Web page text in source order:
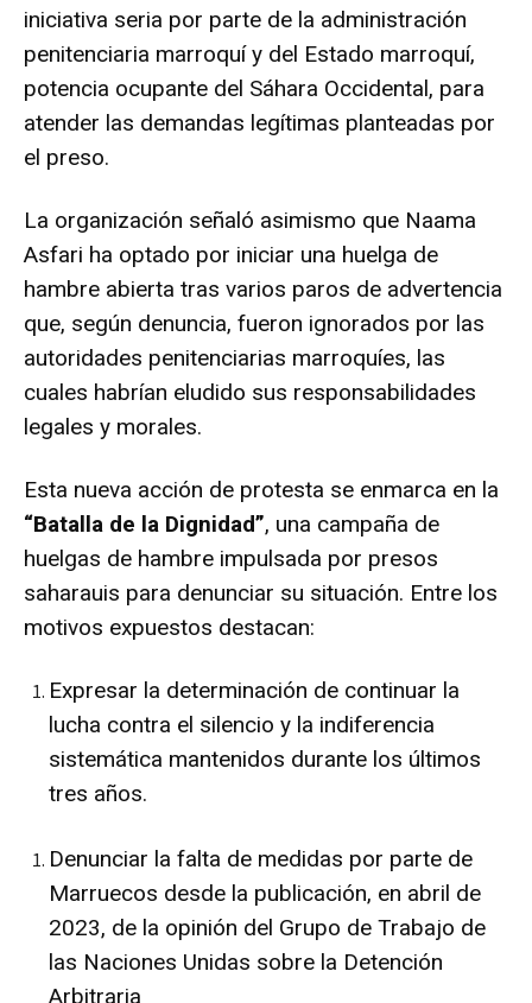
iniciativa seria por parte de la administración
penitenciaria marroquí y del Estado marroquí,
potencia ocupante del Sáhara Occidental, para
atender las demandas legítimas planteadas por
el preso.
La organización señaló asimismo que Naama
Asfari ha optado por iniciar una huelga de
hambre abierta tras varios paros de advertencia
que, según denuncia, fueron ignorados por las
autoridades penitenciarias marroquíes, las
cuales habrían eludido sus responsabilidades
legales y morales.
Esta nueva acción de protesta se enmarca en la
“Batalla de la Dignidad”, una campaña de
huelgas de hambre impulsada por presos
saharauis para denunciar su situación. Entre los
motivos expuestos destacan:
Expresar la determinación de continuar la
lucha contra el silencio y la indiferencia
sistemática mantenidos durante los últimos
tres años.
Denunciar la falta de medidas por parte de
Marruecos desde la publicación, en abril de
2023, de la opinión del Grupo de Trabajo de
las Naciones Unidas sobre la Detención
Arbitraria